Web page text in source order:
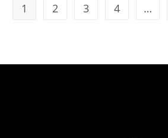
1 2 3 4 …